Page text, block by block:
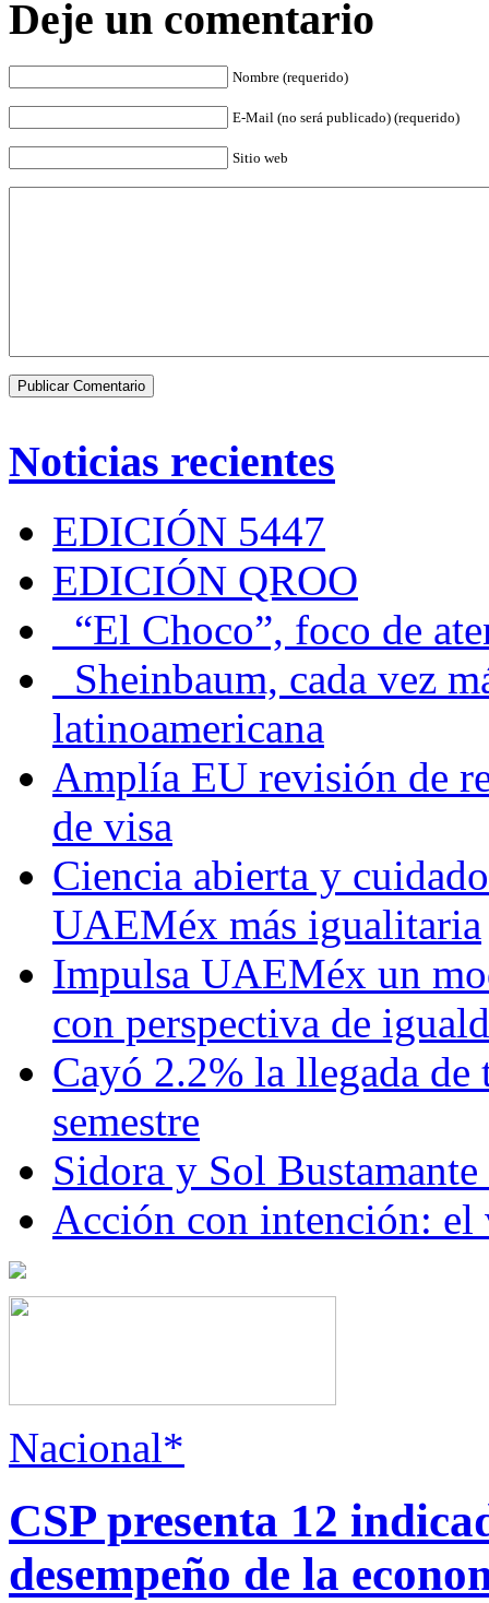
Deje un comentario
Nombre (requerido)
E-Mail (no será publicado) (requerido)
Sitio web
Noticias recientes
EDICIÓN 5447
EDICIÓN QROO
“El Choco”, foco de
Sheinbaum, cada vez
latinoamericana
Amplía EU revisión de
de visa
Ciencia abierta y
UAEMéx más igualitaria
Impulsa UAEMéx un
con perspectiva de
Cayó 2.2% la llegada de
semestre
Sidora y Sol
Acción con intención: el
Nacional*
CSP presenta 12
desempeño de la